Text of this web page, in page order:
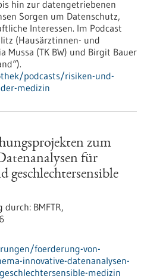
hin zur datengetriebenen
Sorgen um Datenschutz,
Interessen. Im Podcast
(Hausärztinnen- und
Mussa (TK BW) und Birgit Bauer
podcasts/risiken-und-
medizin
zum
für
geschlechtersensible
durch: BMFTR,
foerderung-von-
innovative-datenanalysen-
medizin